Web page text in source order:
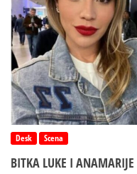
Desk Scena
BITKA LUKE I